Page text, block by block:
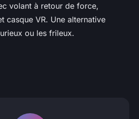
volant à retour de force,
casque VR. Une alternative
ou les frileux.